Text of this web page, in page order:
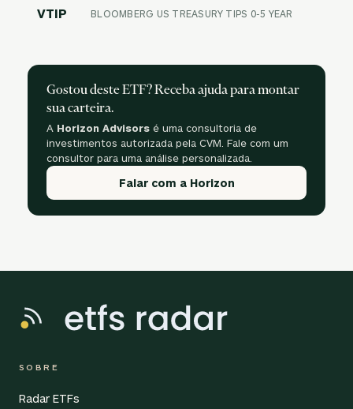
VTIP BLOOMBERG US TREASURY TIPS 0-5 YEAR
Gostou deste ETF? Receba ajuda para montar
sua carteira.
A Horizon Advisors é uma consultoria de
investimentos autorizada pela CVM. Fale com um
consultor para uma análise personalizada.
Falar com a Horizon
SOBRE
Radar ETFs